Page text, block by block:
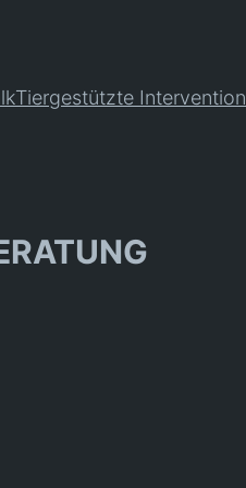
Tiergestützte Intervention